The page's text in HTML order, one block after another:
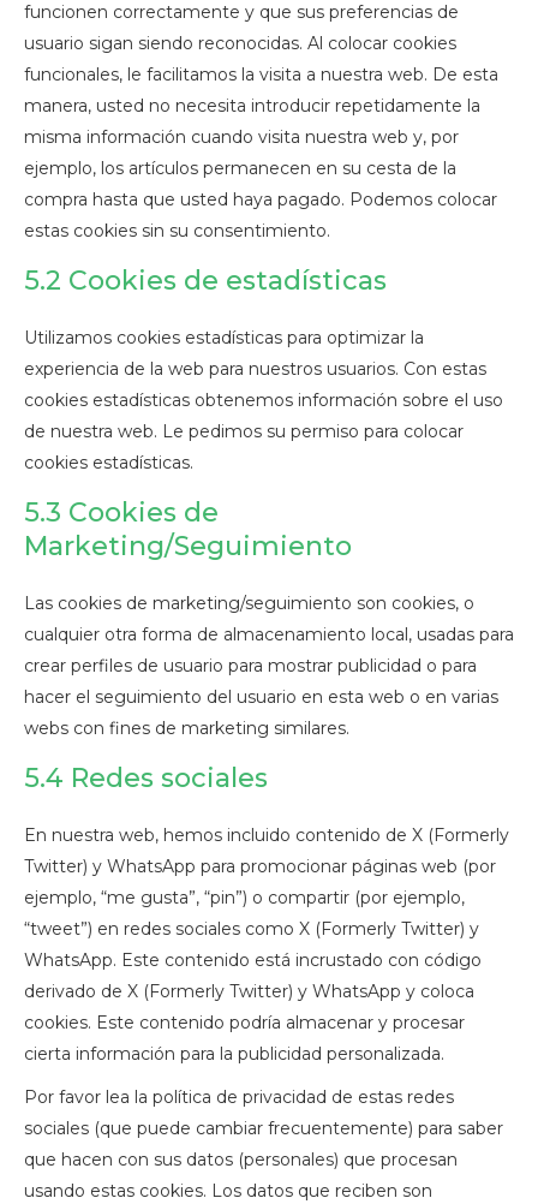
funcionen correctamente y que sus preferencias de
usuario sigan siendo reconocidas. Al colocar cookies
funcionales, le facilitamos la visita a nuestra web. De esta
manera, usted no necesita introducir repetidamente la
misma información cuando visita nuestra web y, por
ejemplo, los artículos permanecen en su cesta de la
compra hasta que usted haya pagado. Podemos colocar
estas cookies sin su consentimiento.
5.2 Cookies de estadísticas
Utilizamos cookies estadísticas para optimizar la
experiencia de la web para nuestros usuarios. Con estas
cookies estadísticas obtenemos información sobre el uso
de nuestra web. Le pedimos su permiso para colocar
cookies estadísticas.
5.3 Cookies de
Marketing/Seguimiento
Las cookies de marketing/seguimiento son cookies, o
cualquier otra forma de almacenamiento local, usadas para
crear perfiles de usuario para mostrar publicidad o para
hacer el seguimiento del usuario en esta web o en varias
webs con fines de marketing similares.
5.4 Redes sociales
En nuestra web, hemos incluido contenido de X (Formerly
Twitter) y WhatsApp para promocionar páginas web (por
ejemplo, “me gusta”, “pin”) o compartir (por ejemplo,
“tweet”) en redes sociales como X (Formerly Twitter) y
WhatsApp. Este contenido está incrustado con código
derivado de X (Formerly Twitter) y WhatsApp y coloca
cookies. Este contenido podría almacenar y procesar
cierta información para la publicidad personalizada.
Por favor lea la política de privacidad de estas redes
sociales (que puede cambiar frecuentemente) para saber
que hacen con sus datos (personales) que procesan
usando estas cookies. Los datos que reciben son